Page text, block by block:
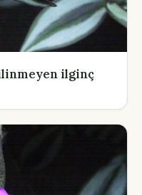
ilginç